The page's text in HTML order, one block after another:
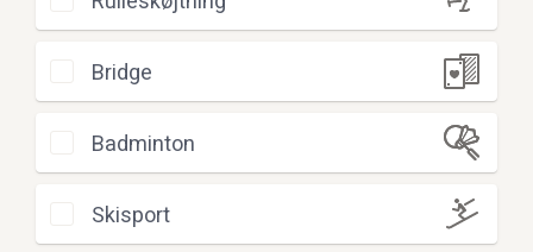
Bridge
Badminton
Skisport